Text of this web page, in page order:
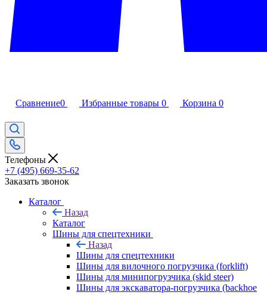
Сравнение0 Избранные товары 0 Корзина 0
Телефоны
+7 (495) 669-35-62
Заказать звонок
Каталог
Назад
Каталог
Шины для спецтехники
Назад
Шины для спецтехники
Шины для вилочного погрузчика (forklift)
Шины для минипогрузчика (skid steer)
Шины для экскаватора-погрузчика (backhoe